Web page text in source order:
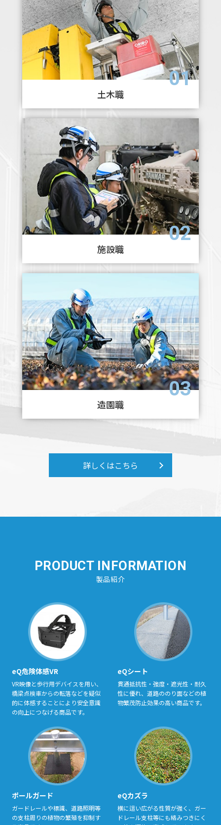
01
土木職
02
施設職
03
造園職
詳しくはこちら
PRODUCT INFORMATION
製品紹介
eQ危険体感VR
VR映像と歩⾏⽤デバイスを⽤い、
橋梁点検⾞からの転落などを疑似
的に体感することにより安全意識
の向上につなげる商品です。
eQシート
貫通抵抗性・強度・遮光性・耐久
性に優れ、道路ののり⾯などの植
物繁茂防⽌効果の⾼い商品です。
ポールガード
ガードレールや標識、道路照明等
の⽀柱周りの植物の繁殖を抑制す
eQカズラ
横に這い広がる性質が強く、ガー
ドレール⽀柱等にも絡みつきにく